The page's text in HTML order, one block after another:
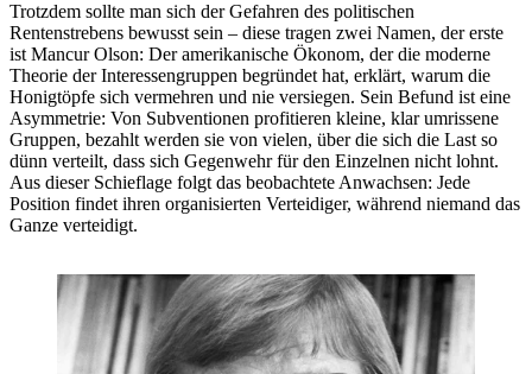
Trotzdem sollte man sich der Gefahren des politischen
Rentenstrebens bewusst sein – diese tragen zwei Namen, der erste
ist Mancur Olson: Der amerikanische Ökonom, der die moderne
Theorie der Interessengruppen begründet hat, erklärt, warum die
Honigtöpfe sich vermehren und nie versiegen. Sein Befund ist eine
Asymmetrie: Von Subventionen profitieren kleine, klar umrissene
Gruppen, bezahlt werden sie von vielen, über die sich die Last so
dünn verteilt, dass sich Gegenwehr für den Einzelnen nicht lohnt.
Aus dieser Schieflage folgt das beobachtete Anwachsen: Jede
Position findet ihren organisierten Verteidiger, während niemand das
Ganze verteidigt.